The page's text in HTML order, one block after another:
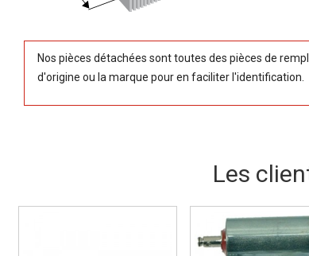
Nos pièces détachées sont toutes des pièces de
d'origine ou la marque pour en faciliter l'identification.
Les